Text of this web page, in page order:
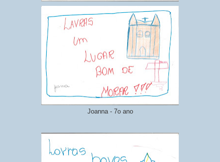
Joanna - 7o ano